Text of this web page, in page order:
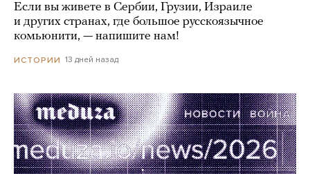
Если вы живете в Сербии, Грузии, Израиле
и других странах, где большое русскоязычное
комьюнити, — напишите нам!
ИСТОРИИ 13 дней назад